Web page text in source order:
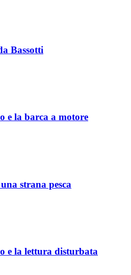
Bassotti
e la barca a motore
strana pesca
e la lettura disturbata